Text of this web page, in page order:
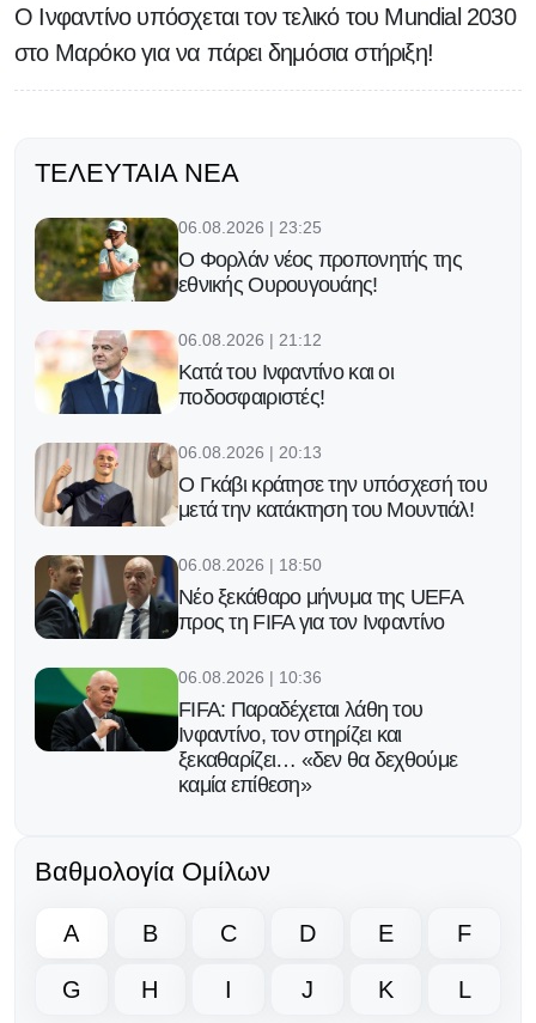
Ο Ινφαντίνο υπόσχεται τον τελικό του Μundial 2030
στο Μαρόκο για να πάρει δημόσια στήριξη!
ΤΕΛΕΥΤΑΊΑ ΝΈΑ
06.08.2026 | 23:25
Ο Φορλάν νέος προπονητής της
εθνικής Ουρουγουάης!
06.08.2026 | 21:12
Κατά του Ινφαντίνο και οι
ποδοσφαιριστές!
06.08.2026 | 20:13
Ο Γκάβι κράτησε την υπόσχεσή του
μετά την κατάκτηση του Μουντιάλ!
06.08.2026 | 18:50
Νέο ξεκάθαρο μήνυμα της UEFA
προς τη FIFA για τον Ινφαντίνο
06.08.2026 | 10:36
FIFA: Παραδέχεται λάθη του
Ινφαντίνο, τον στηρίζει και
ξεκαθαρίζει… «δεν θα δεχθούμε
καμία επίθεση»
Ο Ινφαντίνο υπόσχεται τον τελικό
του Μundial 2030 στο Μαρόκο για
Eπίθεση Φίγκο κατά του Ινφαντίνο:
Βαθμολογία Ομίλων
A B C D E F
G H I J K L